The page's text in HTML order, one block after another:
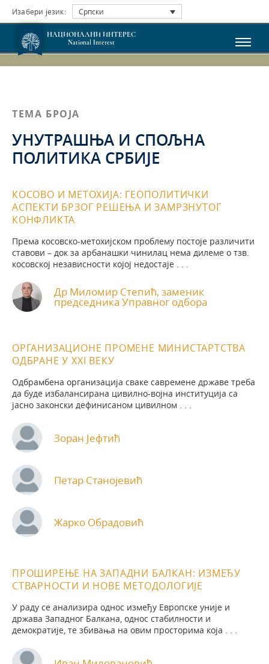
Изабери језик: Српски
НАЦИОНАЛНИ ИНТЕРЕС
National Interest
ТЕМА БРОЈА
УНУТРАШЊА И СПОЉНА
ПОЛИТИКА СРБИЈЕ
КОСОВО И МЕТОХИЈА: ГЕОПОЛИТИЧКИ
АСПЕКТИ БРЗОГ РЕШЕЊА И ЗАМРЗНУТОГ
КОНФЛИКТА
Према косовско-метохијском проблему постоје различити
ставови – док за арбанашки чинилац нема дилеме о тзв.
косовској независности којој недостаје . . .
Др Миломир Степић, заменик
председника Управног одбора
ОРГАНИЗАЦИОНЕ ПРОМЕНЕ МИНИСТАРТСТВА
ОДБРАНЕ У XXI ВЕКУ
Одбрамбена организација сваке савремене државе треба
да буде избалансирана цивилно-војна институција са
јасно законски дефинисаном цивилном . . .
Зоран Јефтић
Петар Станојевић
Жарко Обрадовић
ПРОШИРЕЊЕ НА ЗАПАДНИ БАЛКАН: ИЗМЕЂУ
СТВАРНОСТИ И НОВЕ МЕТОДОЛОГИЈЕ
У раду се анализира однос између Европске уније и
држава Западног Балкана, однос стабилности и
демократије, те збивања на овим просторима која . . .